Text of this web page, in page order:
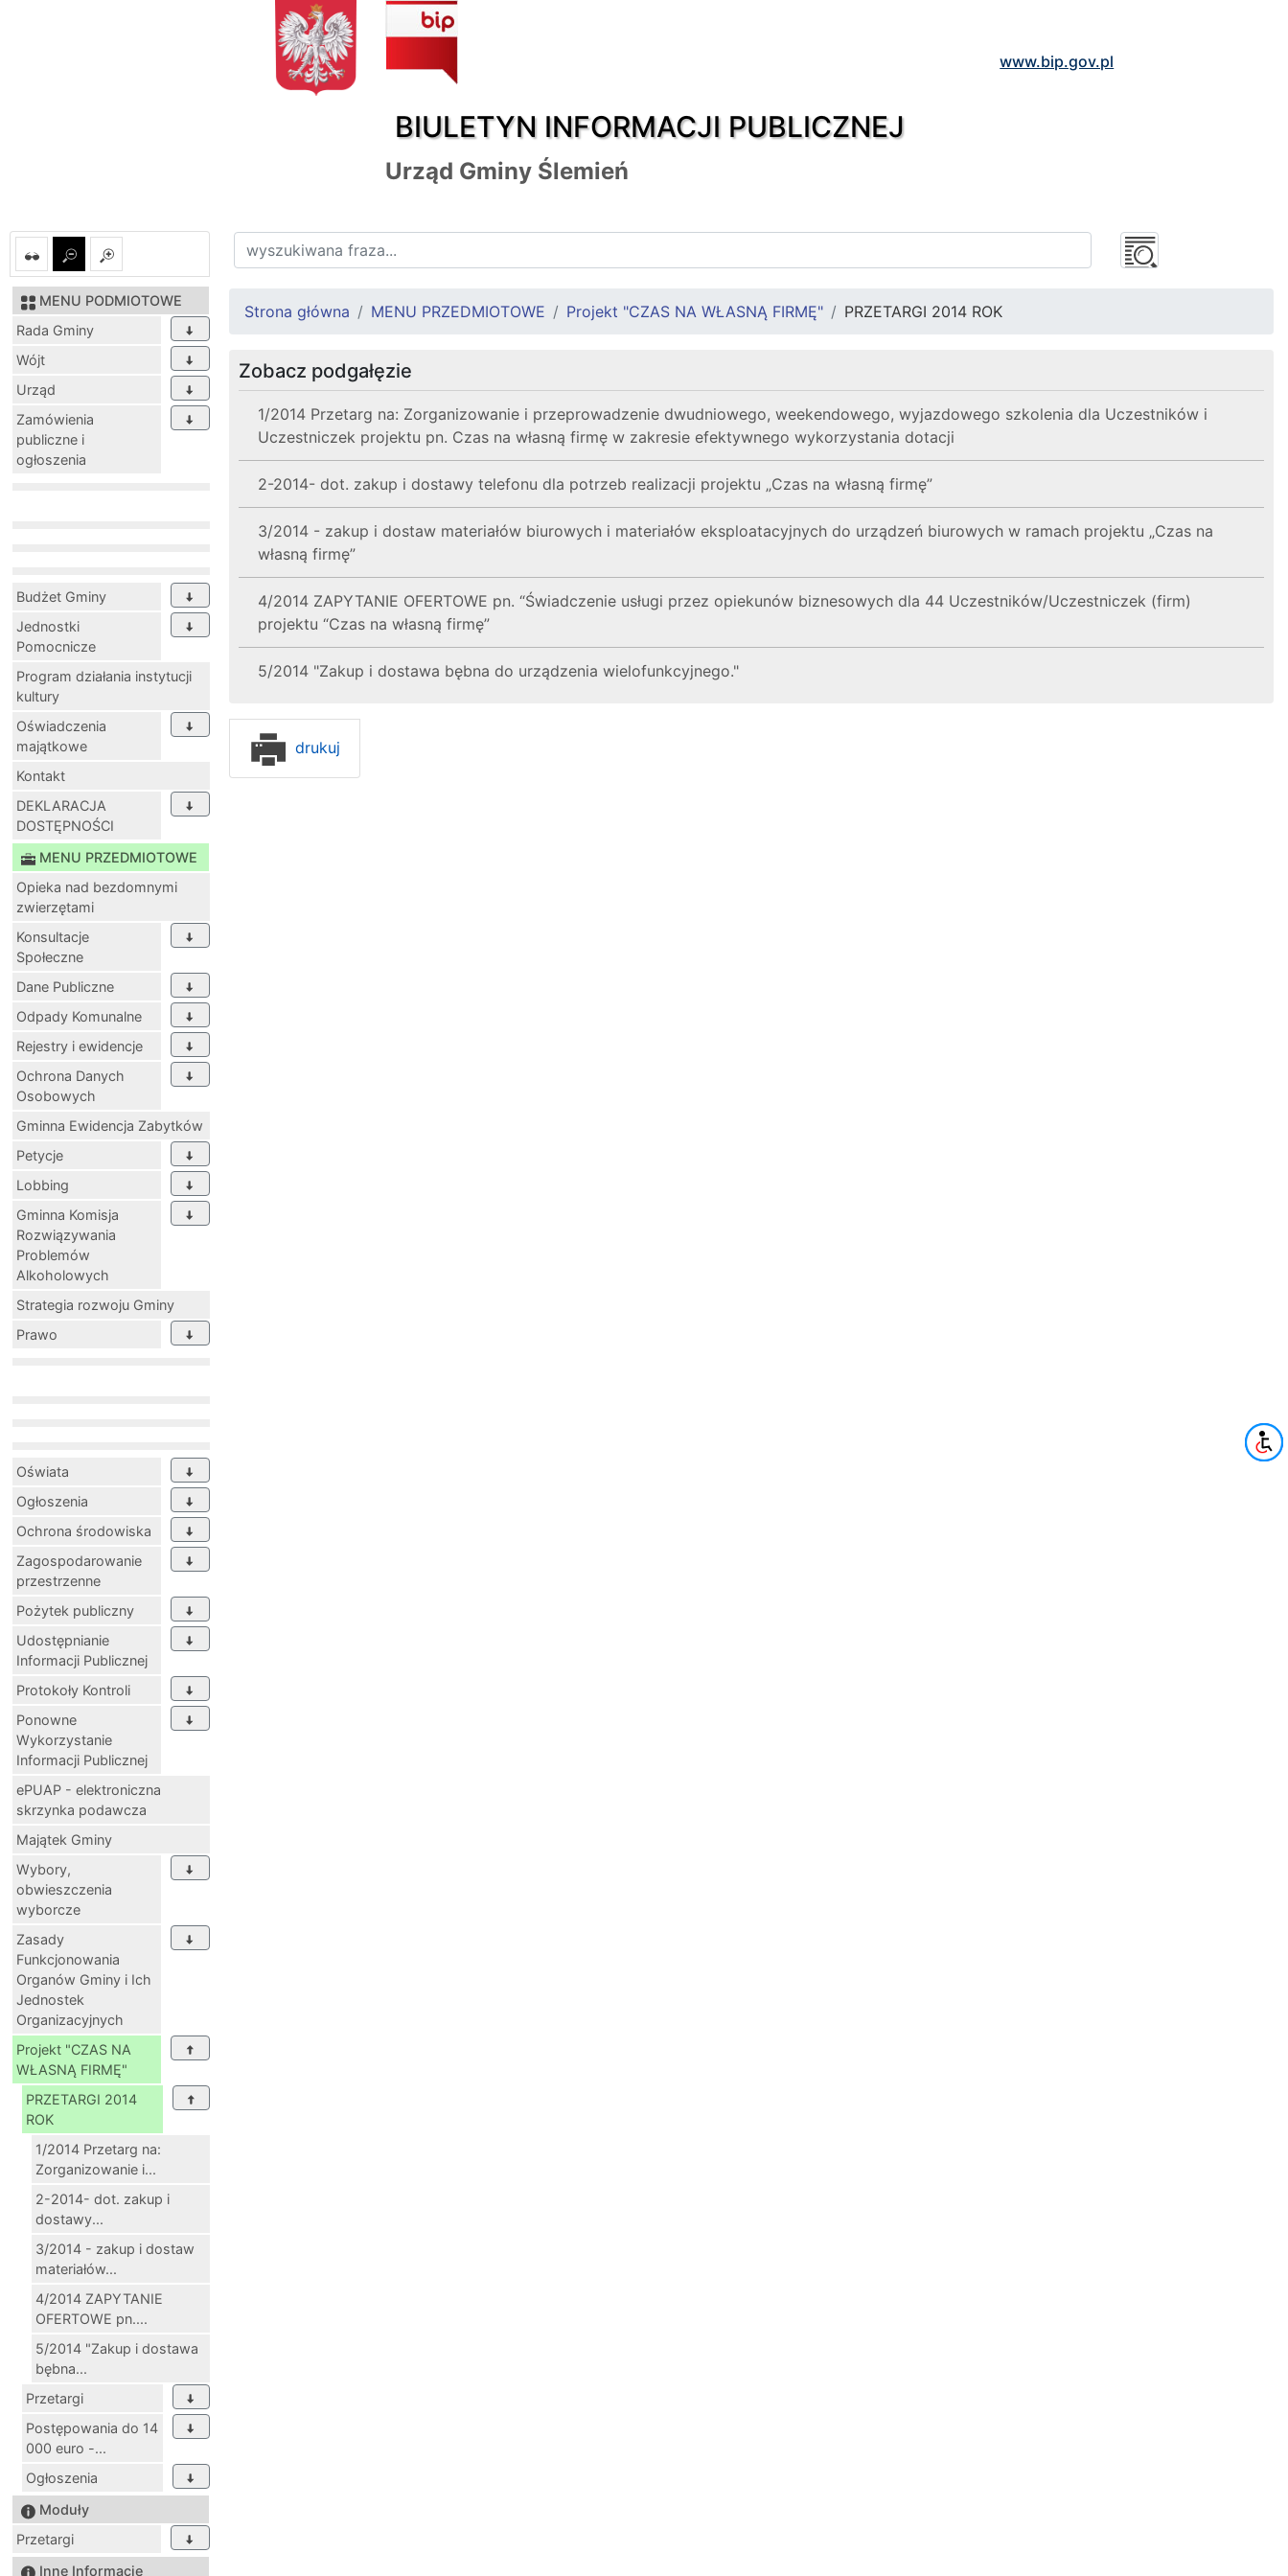
BIULETYN INFORMACJI PUBLICZNEJ
www.bip.gov.pl
Urząd Gminy Ślemień
MENU PODMIOTOWE
Rada Gminy
Wójt
Urząd
Zamówienia
publiczne i
ogłoszenia
Budżet Gminy
Jednostki
Pomocnicze
Program działania instytucji
kultury
Oświadczenia
majątkowe
Kontakt
DEKLARACJA
DOSTĘPNOŚCI
MENU PRZEDMIOTOWE
Opieka nad bezdomnymi
zwierzętami
Konsultacje
Społeczne
Dane Publiczne
Odpady Komunalne
Rejestry i ewidencje
Ochrona Danych
Osobowych
Gminna Ewidencja Zabytków
Petycje
Lobbing
Gminna Komisja
Rozwiązywania
Problemów
Alkoholowych
Strategia rozwoju Gminy
Prawo
Oświata
Ogłoszenia
Ochrona środowiska
Zagospodarowanie
przestrzenne
Pożytek publiczny
Udostępnianie
Informacji Publicznej
Protokoły Kontroli
Ponowne
Wykorzystanie
Informacji Publicznej
ePUAP - elektroniczna
skrzynka podawcza
Majątek Gminy
Wybory,
obwieszczenia
wyborcze
Zasady
Funkcjonowania
Organów Gminy i Ich
Jednostek
Organizacyjnych
Projekt "CZAS NA
WŁASNĄ FIRMĘ"
PRZETARGI 2014
ROK
1/2014 Przetarg na:
Zorganizowanie i...
2-2014- dot. zakup i
dostawy...
3/2014 - zakup i dostaw
materiałów...
4/2014 ZAPYTANIE
OFERTOWE pn....
5/2014 "Zakup i dostawa
bębna...
Przetargi
Postępowania do 14
000 euro -...
Ogłoszenia
Moduły
Przetargi
Inne Informacje
Strona główna MENU PRZEDMIOTOWE Projekt "CZAS NA WŁASNĄ FIRMĘ" PRZETARGI 2014 ROK
Zobacz podgałęzie
1/2014 Przetarg na: Zorganizowanie i przeprowadzenie dwudniowego, weekendowego, wyjazdowego szkolenia dla Uczestników i
Uczestniczek projektu pn. Czas na własną firmę w zakresie efektywnego wykorzystania dotacji
2-2014- dot. zakup i dostawy telefonu dla potrzeb realizacji projektu „Czas na własną firmę”
3/2014 - zakup i dostaw materiałów biurowych i materiałów eksploatacyjnych do urządzeń biurowych w ramach projektu „Czas na
własną firmę”
4/2014 ZAPYTANIE OFERTOWE pn. “Świadczenie usługi przez opiekunów biznesowych dla 44 Uczestników/Uczestniczek (firm)
projektu “Czas na własną firmę”
5/2014 "Zakup i dostawa bębna do urządzenia wielofunkcyjnego."
drukuj